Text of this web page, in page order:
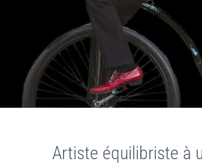
Artiste équilibriste à